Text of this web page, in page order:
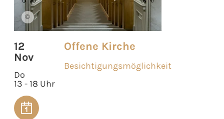
©
12
Nov
Do
13 - 18 Uhr
Offene Kirche
Besichtigungsmöglichkeit